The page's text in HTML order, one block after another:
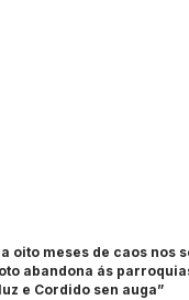
oito meses de caos nos
abandona ás
e Cordido sen auga”